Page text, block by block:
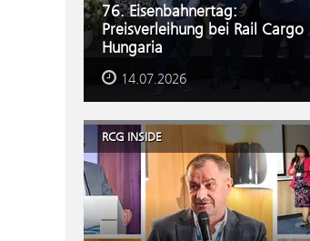
76. Eisenbahnertag:
Preisverleihung bei Rail Cargo
Hungaria
14.07.2026
RCG INSIDE